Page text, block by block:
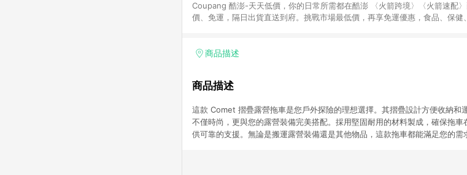
Coupang 酷澎-天天低價，你的日常所需都在酷澎 〈火箭跨境〉〈火箭速配
價、免運，隔日出貨直送到府。挑戰市場最低價，再享免運優惠，食品、保健
商品描述
商品描述
這款 Comet 摺疊露營拖車是您戶外探險的理想選擇。其摺疊設計方便收納和
不僅時尚，更與您的露營裝備完美搭配。採用堅固耐用的材料製成，確保拖
供可靠的支援。無論是搬運露營裝備還是其他物品，這款拖車都能滿足您的需